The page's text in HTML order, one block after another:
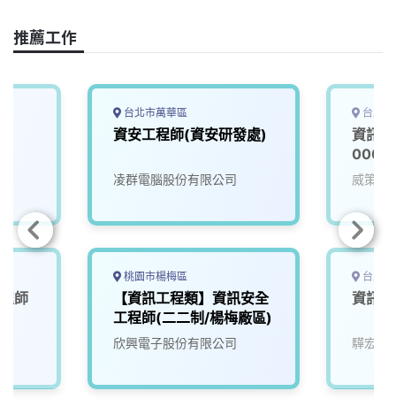
推薦工作
師
台北市萬華區
資安工程師(資安研發處)
凌群電腦股份有限公司
桃園市楊梅區
【資訊工程類】資訊安全
工程師(二二制/楊梅廠區)
欣興電子股份有限公司
台北
資訊
威策電
台北
資訊
驊宏資